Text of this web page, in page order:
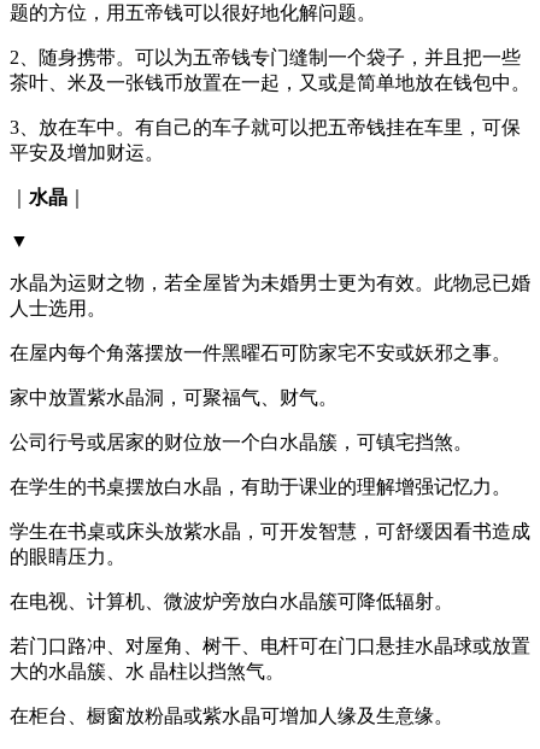
题的方位，用五帝钱可以很好地化解问题。
2、随身携带。可以为五帝钱专门缝制一个袋子，并且把一些
茶叶、米及一张钱币放置在一起，又或是简单地放在钱包中。
3、放在车中。有自己的车子就可以把五帝钱挂在车里，可保
平安及增加财运。
水晶
▼
水晶为运财之物，若全屋皆为未婚男士更为有效。此物忌已婚
人士选用。
在屋内每个角落摆放一件黑曜石可防家宅不安或妖邪之事。
家中放置紫水晶洞，可聚福气、财气。
公司行号或居家的财位放一个白水晶簇，可镇宅挡煞。
在学生的书桌摆放白水晶，有助于课业的理解增强记忆力。
学生在书桌或床头放紫水晶，可开发智慧，可舒缓因看书造成
的眼睛压力。
在电视、计算机、微波炉旁放白水晶簇可降低辐射。
若门口路冲、对屋角、树干、电杆可在门口悬挂水晶球或放置
大的水晶簇、水 晶柱以挡煞气。
在柜台、橱窗放粉晶或紫水晶可增加人缘及生意缘。